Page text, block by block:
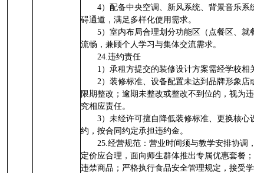
4）配备中央空调、新风系统、背景音乐系统
碍通道，满足多样化使用需求。
5）室内布局合理划分功能区（点餐区、就餐
流畅，兼顾个人学习与集体交流需求。
24.违约责任
1）承租方提交的装修设计方案需经学校相关
2）装修标准、设备配置未达到品牌形象店或
限期整改；逾期未整改或整改不到位的，视为违
究相应责任。
3）未经许可擅自降低装修标准、更换核心设
约，按合同约定承担违约金。
25.经营规范：营业时间须与教学安排协调，
定价应合理，面向师生群体推出专属优惠套餐；
违禁商品；严格执行食品安全管理规定，接受学